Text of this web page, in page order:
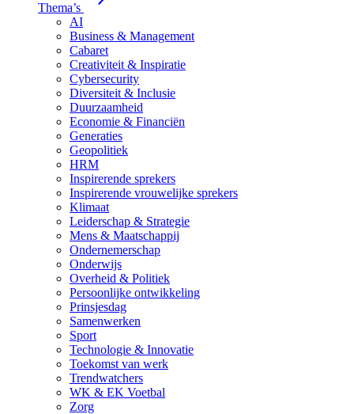
Thema’s
AI
Business & Management
Cabaret
Creativiteit & Inspiratie
Cybersecurity
Diversiteit & Inclusie
Duurzaamheid
Economie & Financiën
Generaties
Geopolitiek
HRM
Inspirerende sprekers
Inspirerende vrouwelijke sprekers
Klimaat
Leiderschap & Strategie
Mens & Maatschappij
Ondernemerschap
Onderwijs
Overheid & Politiek
Persoonlijke ontwikkeling
Prinsjesdag
Samenwerken
Sport
Technologie & Innovatie
Toekomst van werk
Trendwatchers
WK & EK Voetbal
Zorg